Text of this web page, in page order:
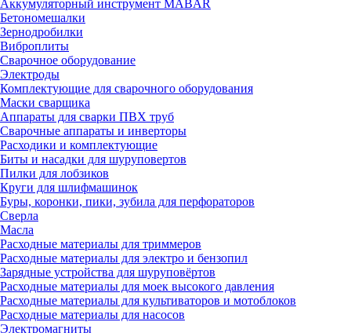
Аккумуляторный инструмент MABAR
Бетономешалки
Зернодробилки
Виброплиты
Сварочное оборудование
Электроды
Комплектующие для сварочного оборудования
Маски сварщика
Аппараты для сварки ПВХ труб
Сварочные аппараты и инверторы
Расходики и комплектующие
Биты и насадки для шуруповертов
Пилки для лобзиков
Круги для шлифмашинок
Буры, коронки, пики, зубила для перфораторов
Сверла
Масла
Расходные материалы для триммеров
Расходные материалы для электро и бензопил
Зарядные устройства для шуруповёртов
Расходные материалы для моек высокого давления
Расходные материалы для культиваторов и мотоблоков
Расходные материалы для насосов
Электромагниты